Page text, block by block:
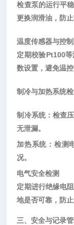
检查泵的运行平
更换润滑油，防止
温度传感器与控
定期校验Pt100
数设置，避免温控
制冷与加热系统
制冷系统：检查
无泄漏。
加热系统：检测
况。
电气安全检测
定期进行绝缘电
地是否可靠，防止
三、安全与记录